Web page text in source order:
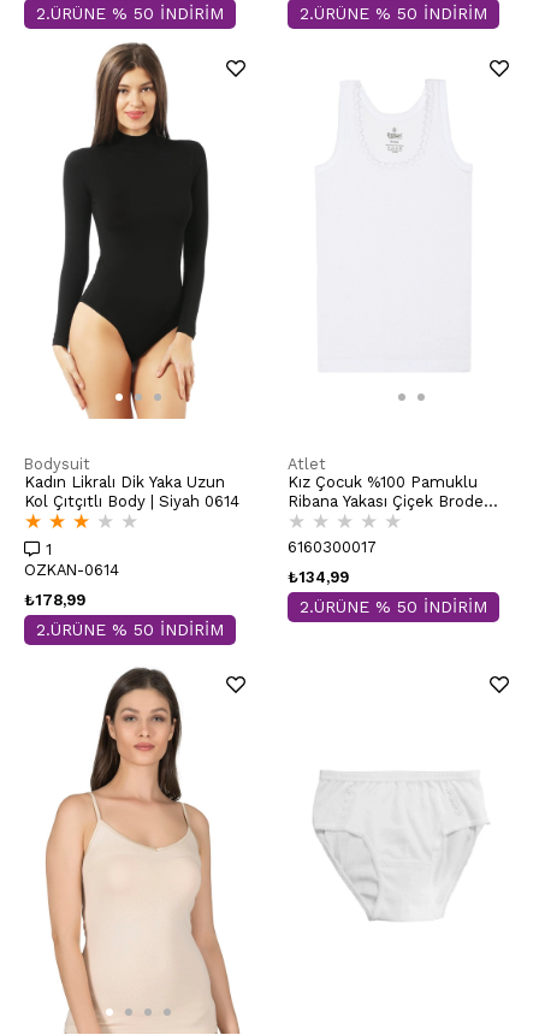
2.ÜRÜNE % 50 İNDİRİM 2.ÜRÜNE % 50 İNDİRİM
Bodysuit
Kadın Likralı Dik Yaka Uzun
Kol Çıtçıtlı Body | Siyah 0614
★ ★ ★ ★ ★
1
OZKAN-0614
₺178,99
2.ÜRÜNE % 50 İNDİRİM
Atlet
Kız Çocuk %100 Pamuklu
Ribana Yakası Çiçek Brode
Kalın Askılı Atlet | Beyaz
K0800
★ ★ ★ ★ ★
6160300017
₺134,99
2.ÜRÜNE % 50 İNDİRİM